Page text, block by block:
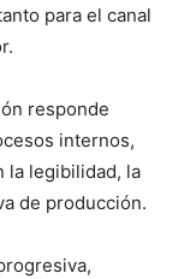
para el canal
responde
internos,
la legibilidad, la
de producción.